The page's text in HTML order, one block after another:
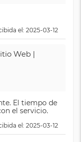
el: 2025-03-12
Web |
El tiempo de
el servicio.
el: 2025-03-12